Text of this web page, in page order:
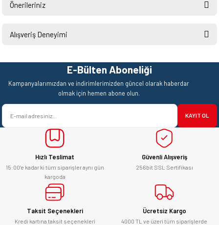
Önerileriniz
yetersiz gördüğünüz noktaları öneri formunu kullanarak tarafımıza
Ürün resmi kalitesiz, bozuk veya görüntülenemiyor.
Ürün açıklamasında eksik bilgiler bulunuyor.
Ürün bilgilerinde hatalar bulunuyor.
Ürün fiyatı diğer sitelerden daha pahalı.
Bu ürüne benzer farklı alternatifler olmalı.
Alışveriş Deneyimi
Teşekkürler.
Mehmet Kendi | 18/06/2026
satışı ve alış veriş deneyimi gayet
başarılı. hayırlı işler. teşekkürler.
yücel çağatay uzun | 12/06/2026
Kesinlikle orjinal ürün, güvenerek
alabilirsiniz.
E... Ü... | 10/06/2026
Bosch marka alet alacaksam kesinlikle
adresim Ulupınar.com.tr
E-Bülten Aboneliği
Kampanyalarımızdan ve indirimlerimizden güncel olarak haberdar
olmak için hemen abone olun.
KAYIT OL
Hızlı Teslimat
15:00’e kadar ki tüm siparişler aynı gün
kargoda
Güvenli Alışveriş
256bit SSL Sertifikası
Taksit Seçenekleri
Kredi kartına taksit seçenekleri
Ücretsiz Kargo
4000 TL ve üzeri tüm siparişlerde